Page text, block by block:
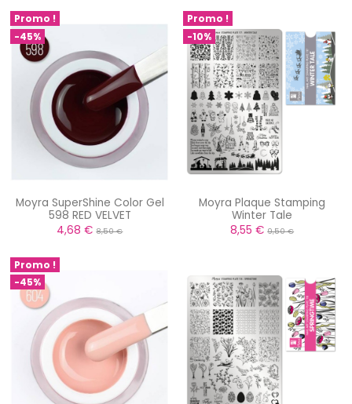
Promo !
-45%
Moyra SuperShine Color Gel
598 RED VELVET
4,68 €8,50 €
Promo !
-10%
Moyra Plaque Stamping
Winter Tale
8,55 €9,50 €
Promo !
-45%